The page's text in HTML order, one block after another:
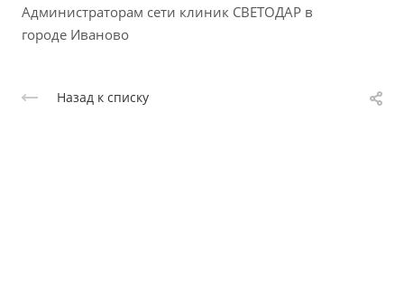
Администраторам сети клиник СВЕТОДАР в
городе Иваново
Назад к списку